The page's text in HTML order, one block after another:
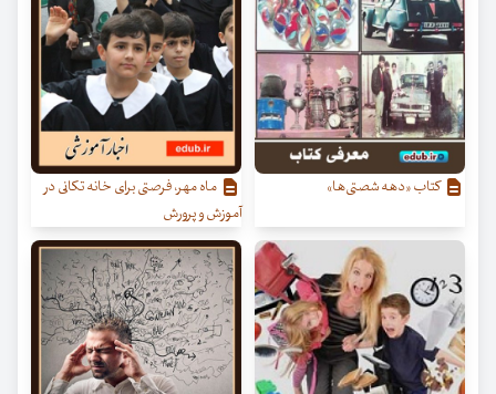
کتاب «دهه شصتی‌ها»
ماه مهر، فرصتی برای خانه تکانی در
آموزش و پرورش